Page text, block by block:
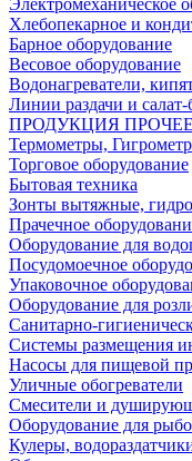
Электромеханическое
Хлебопекарное и
Барное оборудование
Весовое оборудование
Водонагреватели,
Линии раздачи и
ПРОДУКЦИЯ ПРОЧЕЕ
Термометры,
Торговое оборудование
Бытовая техника
Зонты вытяжные,
Прачечное
Оборудование для
Посудомоечное
Упаковочное
Оборудование для
Санитарно-
Системы размещения
Насосы для пищевой
Уличные обогреватели
Смесители и
Оборудование для
Кулеры,